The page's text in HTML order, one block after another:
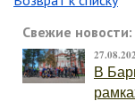
Свежие новости:
В